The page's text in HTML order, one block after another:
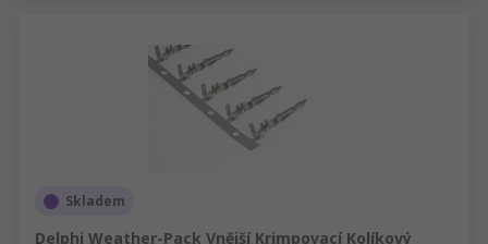
Skladem
Delphi Weather-Pack Vnější Krimpovací Kolíkový